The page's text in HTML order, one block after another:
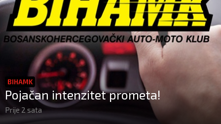
BIHAMK
Pojačan intenzitet prometa!
Prije 2 sata